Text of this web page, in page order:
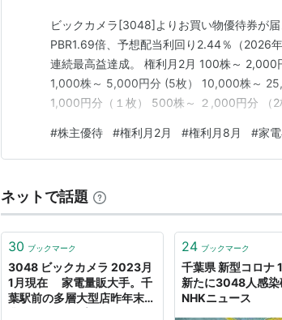
ビックカメラ[3048]よりお買い物優待券が届
PBR1.69倍、予想配当利回り2.44％（2026
連続最高益達成。 権利月2月 100株～
1,000株～ 5,000円分 (5枚） 10,000株～
1,000円分（１枚） 500株～ ２,000円分 （
1,000…
#株主優待 #権利月2月 #権利月8月 #家
ネットで話題
30 ブックマーク
3048 ビックカメラ 2023月
1月現在 家電量販大手。千
葉駅前の多層大型店昨年末開
24 ブックマーク
千葉県 新型コロナ
新たに3048人感染
NHKニュース